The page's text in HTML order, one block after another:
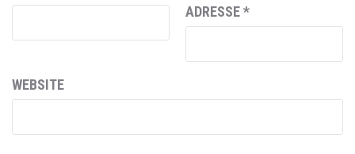
ADRESSE*
WEBSITE